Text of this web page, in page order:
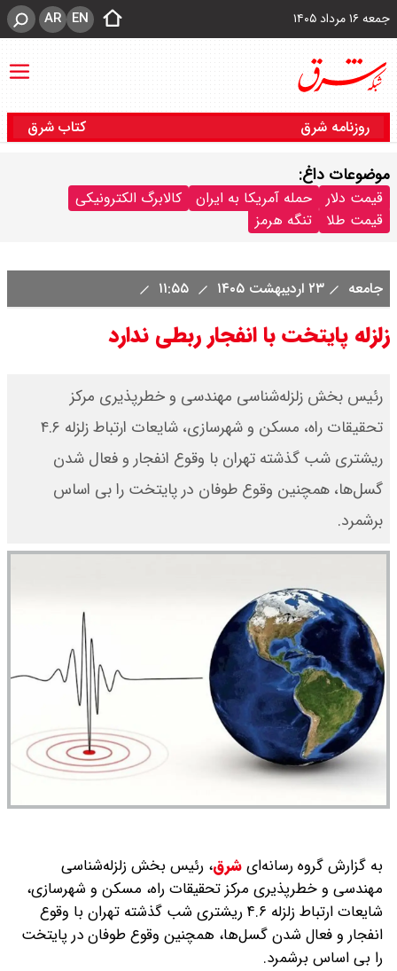
جمعه ۱۶ مرداد ۱۴۰۵ EN
AR
روزنامه شرق کتاب شرق
موضوعات داغ:
قیمت دلار حمله آمریکا به ایران
کالابرگ الکترونیکی
قیمت طلا
تنگه هرمز
جامعه ۲۳ اردیبهشت ۱۴۰۵
زلزله پایتخت با انفجار ربطی ندارد
رئیس بخش زلزله‌شناسی مهندسی و خطرپذیری مرکز
تحقیقات راه، مسکن و شهرسازی، شایعات ارتباط زلزله ۴.۶
ریشتری شب گذشته تهران با وقوع انفجار و فعال شدن
گسل‌ها، همچنین وقوع طوفان در پایتخت را بی اساس
برشمرد.
به گزارش گروه رسانه‌ایشرق، رئیس بخش زلزله‌شناسی
مهندسی و خطرپذیری مرکز تحقیقات راه، مسکن و شهرسازی،
شایعات ارتباط زلزله ۴.۶ ریشتری شب گذشته تهران با وقوع
انفجار و فعال شدن گسل‌ها، همچنین وقوع طوفان در پایتخت
را بی اساس برشمرد.